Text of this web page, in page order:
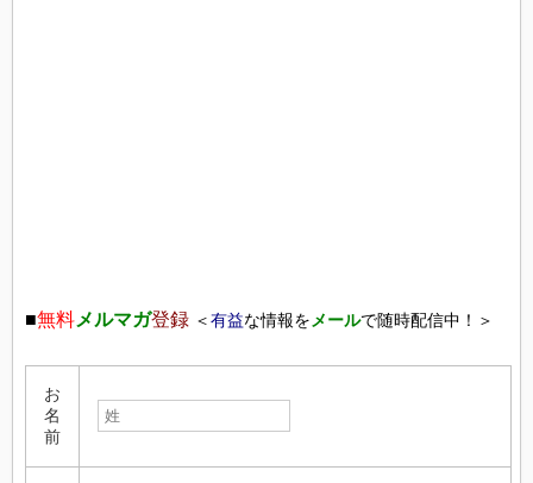
■無料メルマガ登録 ＜有益な情報を メールで随時配信中！＞
お
名
前